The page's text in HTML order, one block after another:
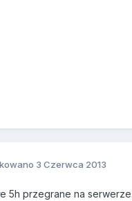
3 Czerwca 2013
5h przegrane na